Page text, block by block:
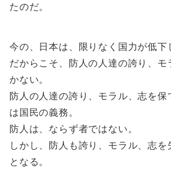
たのだ。
今の、日本は、限りなく国力が低下
だからこそ、防人の人達の誇り、モ
かない。
防人の人達の誇り、モラル、志を保
は国民の義務。
防人は、ならず者ではない。
しかし、防人も誇り、モラル、志
となる。